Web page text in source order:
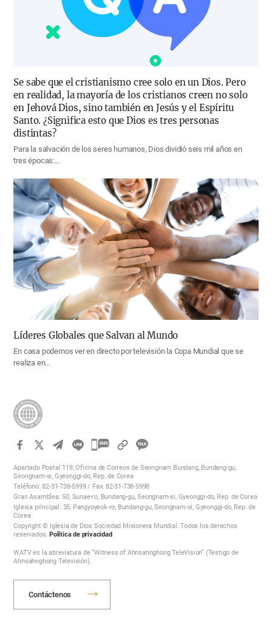
Se sabe que el cristianismo cree solo en un Dios. Pero
en realidad, la mayoría de los cristianos creen no solo
en Jehová Dios, sino también en Jesús y el Espíritu
Santo. ¿Significa esto que Dios es tres personas
distintas?
Para la salvación de los seres humanos, Dios dividió seis mil años en
tres épocas:…
Líderes Globales que Salvan al Mundo
En casa podemos ver en directo por televisión la Copa Mundial que se
realiza en…
카
오
톡
공
하
Apartado Postal 119, Oficina de Correos de Seongnam Bundang, Bundang-gu,
Seongnam-si, Gyeonggi-do, Rep. de Corea
Teléfono: 82-31-738-5999 / Fax: 82-31-738-5998
Gran Asamblea: 50, Sunae-ro, Bundang-gu, Seongnam-si, Gyeonggi-do, Rep. de Corea
Iglesia principal: 35, Pangyoyeok-ro, Bundang-gu, Seongnam-si, Gyeonggi-do, Rep. de
Corea
Copyright © Iglesia de Dios Sociedad Misionera Mundial. Todos los derechos
reservados. Política de privacidad
WATV es la abreviatura de “Witness of Ahnsahnghong TeleVision” (Testigo de
Ahnsahnghong Televisión).
Contáctenos